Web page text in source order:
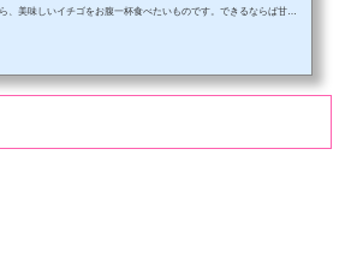
、美味しいイチゴをお腹一杯食べたいものです。できるならば甘く
マスターしていただきたいと思いま...